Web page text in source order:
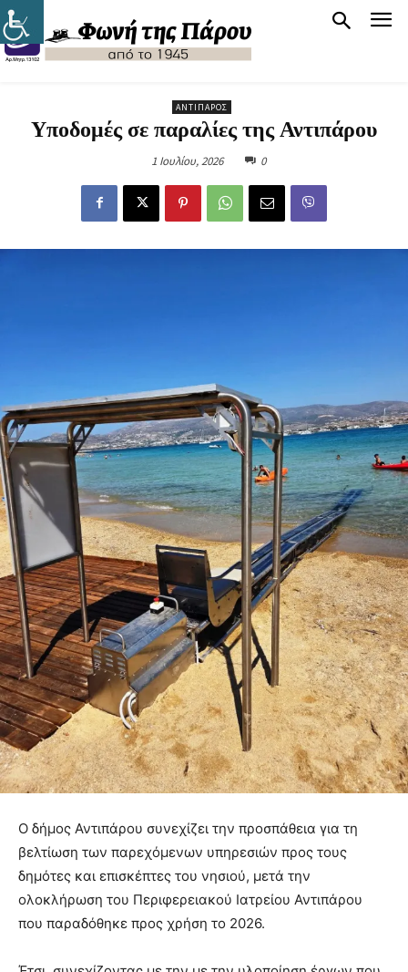
ΑΝΤΊΠΑΡΟΣ
Υποδομές σε παραλίες της Αντιπάρου
1 Ιουλίου, 2026 0
Ο δήμος Αντιπάρου συνεχίζει την προσπάθεια για τη
βελτίωση των παρεχόμενων υπηρεσιών προς τους
δημότες και επισκέπτες του νησιού, μετά την
ολοκλήρωση του Περιφερειακού Ιατρείου Αντιπάρου
που παραδόθηκε προς χρήση το 2026.